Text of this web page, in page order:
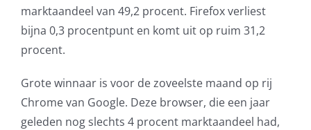
Glasvezelverbindingen
Microsoft software licenties
SLA overeenkomsten
marktaandeel van 49,2 procent. Firefox verliest
bijna 0,3 procentpunt en komt uit op ruim 31,2
procent.
Grote winnaar is voor de zoveelste maand op rij
Chrome van Google. Deze browser, die een jaar
geleden nog slechts 4 procent marktaandeel had,